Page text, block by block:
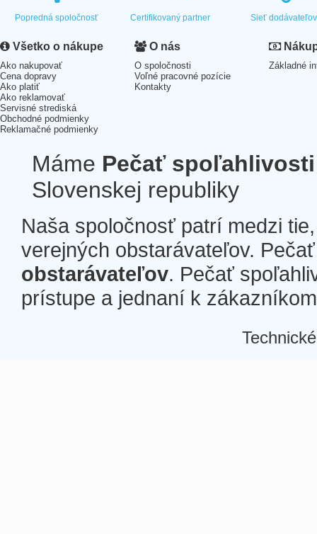
Popredná spoločnosť Certifikovaný partner Sieť dodávateľov
Všetko o nákupe
Ako nakupovať
Cena dopravy
Ako platiť
Ako reklamovať
Servisné strediská
Obchodné podmienky
Reklamačné podmienky
O nás
O spoločnosti
Voľné pracovné pozície
Kontakty
Základné
Máme Pečať spoľahlivosti
Slovenskej republiky
Naša spoločnosť patrí medzi
verejných obstarávateľov.
obstarávateľov. Pečať
prístupe a jednaní k